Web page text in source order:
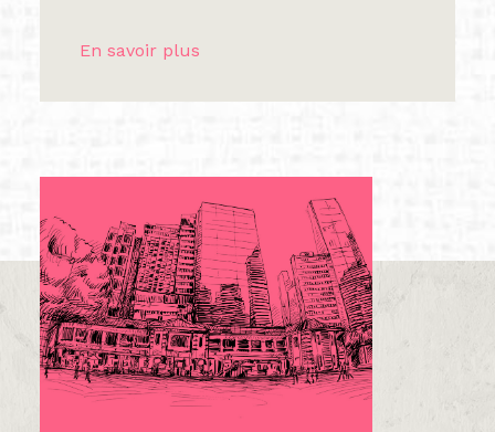
En savoir plus